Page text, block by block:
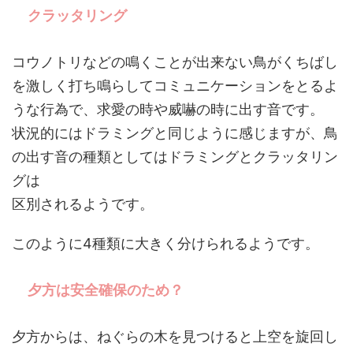
クラッタリング
コウノトリなどの鳴くことが出来ない鳥がくちばし
を激しく打ち鳴らしてコミュニケーションをとるよ
うな行為で、求愛の時や威嚇の時に出す音です。
状況的にはドラミングと同じように感じますが、鳥
の出す音の種類としてはドラミングとクラッタリン
グは
区別されるようです。
このように4種類に大きく分けられるようです。
夕方は安全確保のため？
夕方からは、ねぐらの木を見つけると上空を旋回し